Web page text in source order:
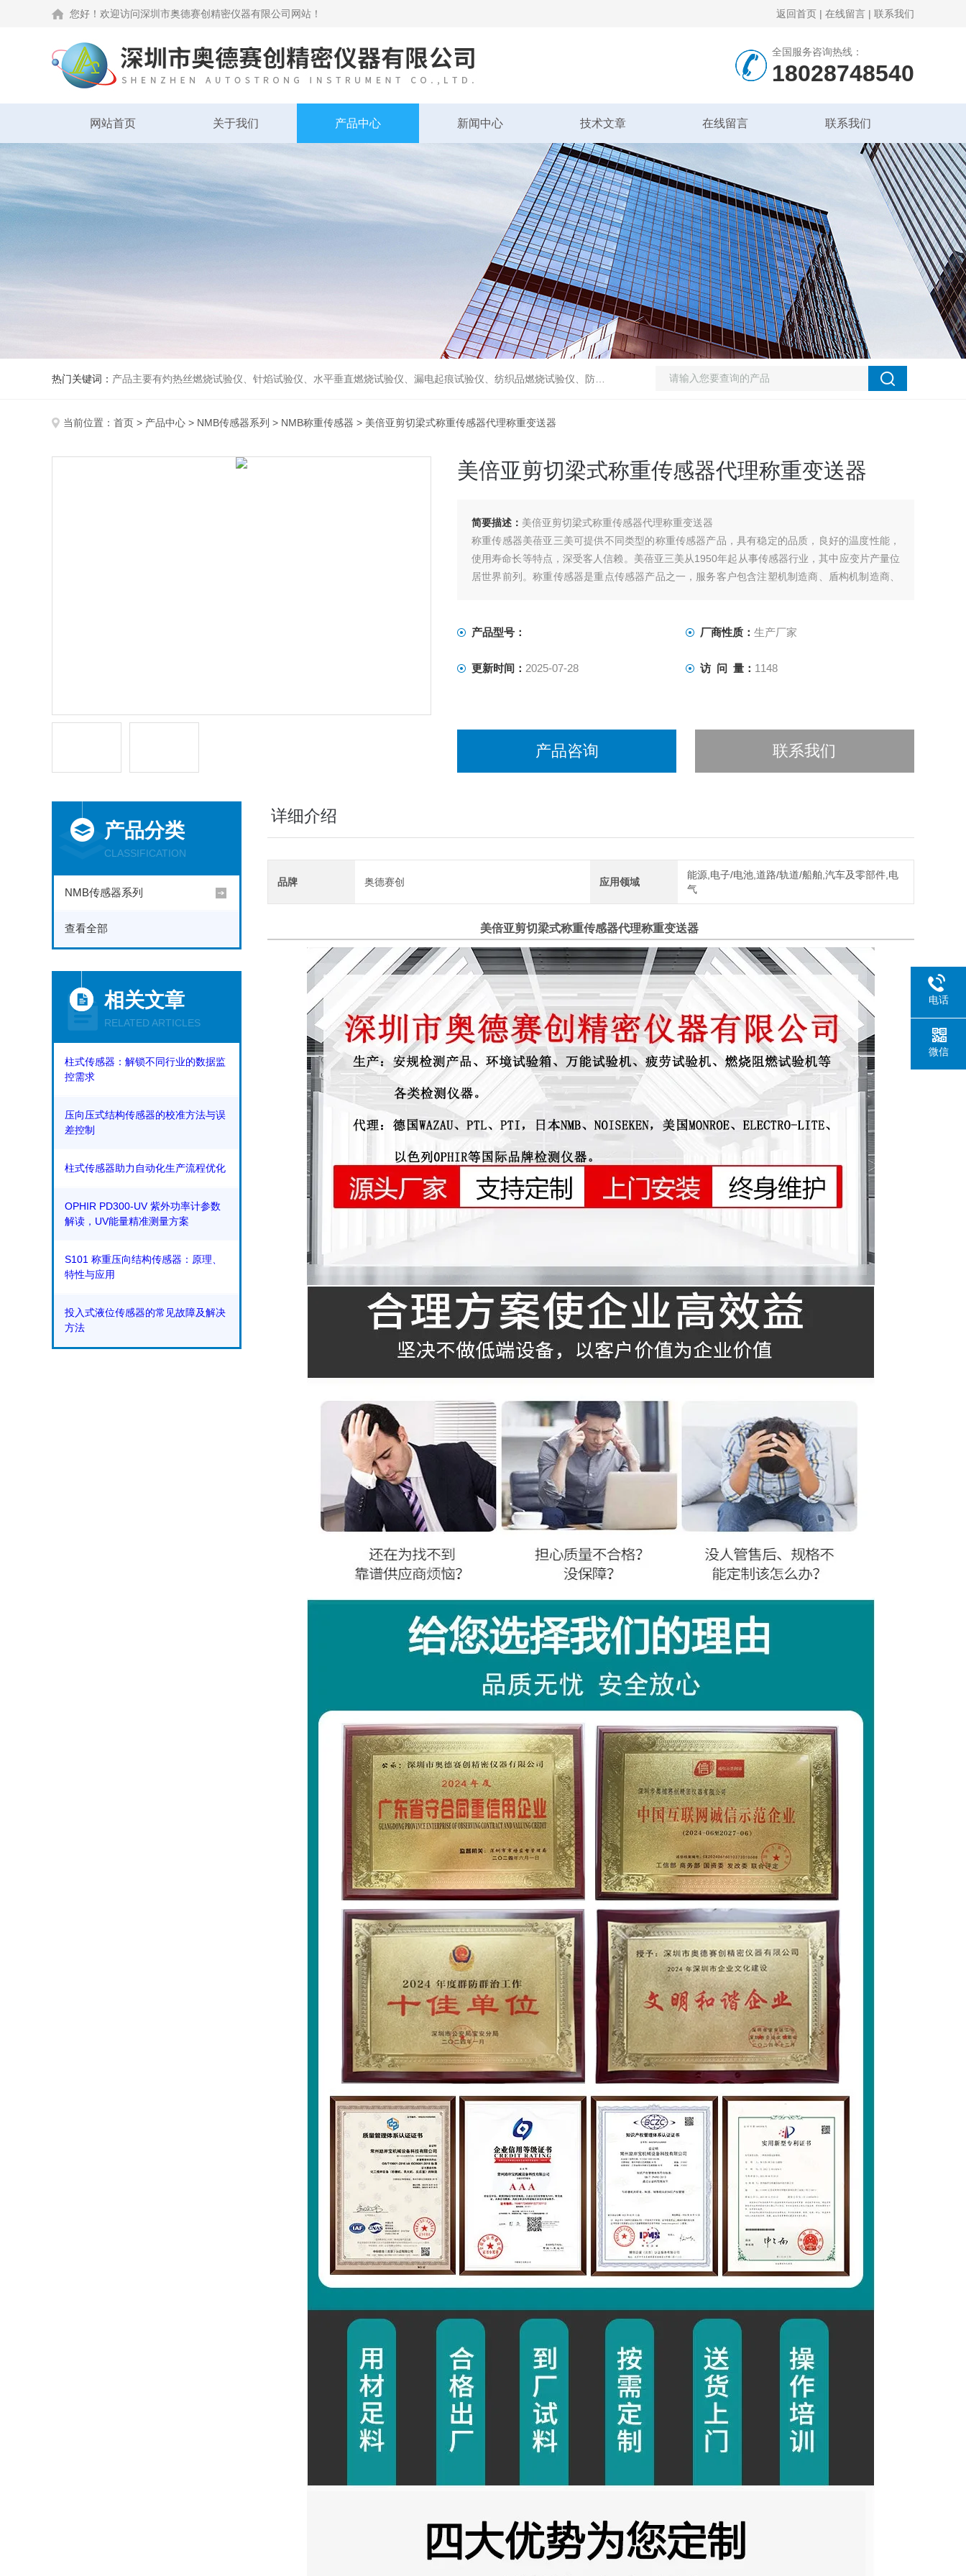
您好！欢迎访问深圳市奥德赛创精密仪器有限公司网站！ 返回首页 | 在线留言 | 联系我们
全国服务咨询热线：
18028748540
网站首页 关于我们 产品中心 新闻中心 技术文章 在线留言 联系我们
热门关键词： 产品主要有灼热丝燃烧试验仪、针焰试验仪、水平垂直燃烧试验仪、漏电起痕试验仪、纺织品燃烧试验仪、防护服热传导试验仪、熔融滴落试验仪、建筑材料燃烧性能试验仪、摩擦磨损试验仪及试验机等各类检测仪器，并代理了德国WAZAU、德国PTL、德国FISCHER、日本NMB、日本NoiseKen、美国MONROE ELECTRONICS等国际检测仪器。
当前位置： 首页 > 产品中心 > NMB传感器系列 > NMB称重传感器 > 美倍亚剪切梁式称重传感器代理称重变送器
美倍亚剪切梁式称重传感器代理称重变送器
简要描述： 美倍亚剪切梁式称重传感器代理称重变送器
称重传感器美蓓亚三美可提供不同类型的称重传感器产品，具有稳定的品质，良好的温度性能，
使用寿命长等特点，深受客人信赖。美蓓亚三美从1950年起从事传感器行业，其中应变片产量位
居世界前列。称重传感器是重点传感器产品之一，服务客户包含注塑机制造商、盾构机制造商、
产品型号： 厂商性质： 生产厂家
更新时间： 2025-07-28 访 问 量： 1148
产品咨询 联系我们
产品分类
CLASSIFICATION
NMB传感器系列
查看全部
相关文章
RELATED ARTICLES
柱式传感器：解锁不同行业的数据监
控需求
压向压式结构传感器的校准方法与误
差控制
柱式传感器助力自动化生产流程优化
OPHIR PD300-UV 紫外功率计参数
解读，UV能量精准测量方案
S101 称重压向结构传感器：原理、
特性与应用
投入式液位传感器的常见故障及解决
方法
详细介绍
品牌 奥德赛创 应用领域
能源,电子/电池,道路/轨道/船舶,汽车及零部件,电
气
美倍亚剪切梁式称重传感器代理称重变送器
电话
微信